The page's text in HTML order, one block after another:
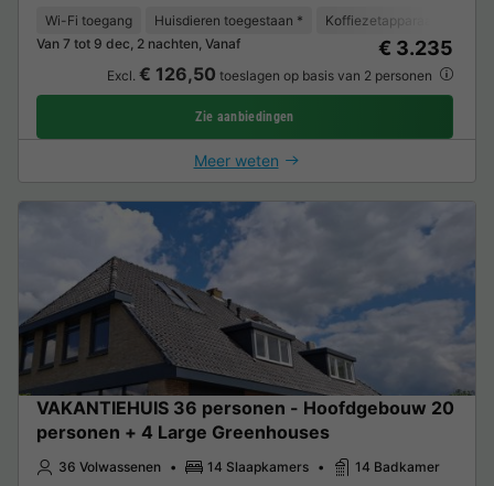
Wi-Fi toegang Huisdieren toegestaan * Koffiezetapparaat
Van 7 tot 9 dec, 2 nachten, Vanaf
€ 3.235
Excl. € 126,50 toeslagen op basis van 2 personen
Zie aanbiedingen
Meer weten
VAKANTIEHUIS 36 personen - Hoofdgebouw 20
personen + 4 Large Greenhouses
36 Volwassenen 14 Slaapkamers 14 Badkamer